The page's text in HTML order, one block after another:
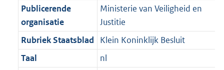
Publicerende
organisatie
Ministerie van Veiligheid en
Justitie
Rubriek Staatsblad
Klein Koninklijk Besluit
Taal
nl